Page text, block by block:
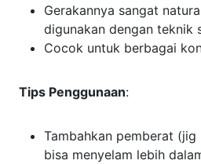
Gerakannya sangat
digunakan dengan teknik
Cocok untuk berbagai
Tips Penggunaan:
Tambahkan pemberat
bisa menyelam lebih